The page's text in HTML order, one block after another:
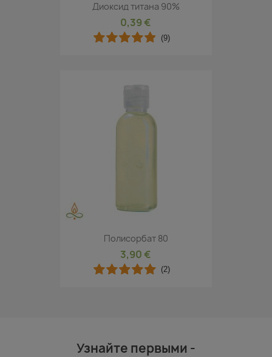
Диоксид титана 90%
0,39 €
(9)
Полисорбат 80
3,90 €
(2)
Узнайте первыми -